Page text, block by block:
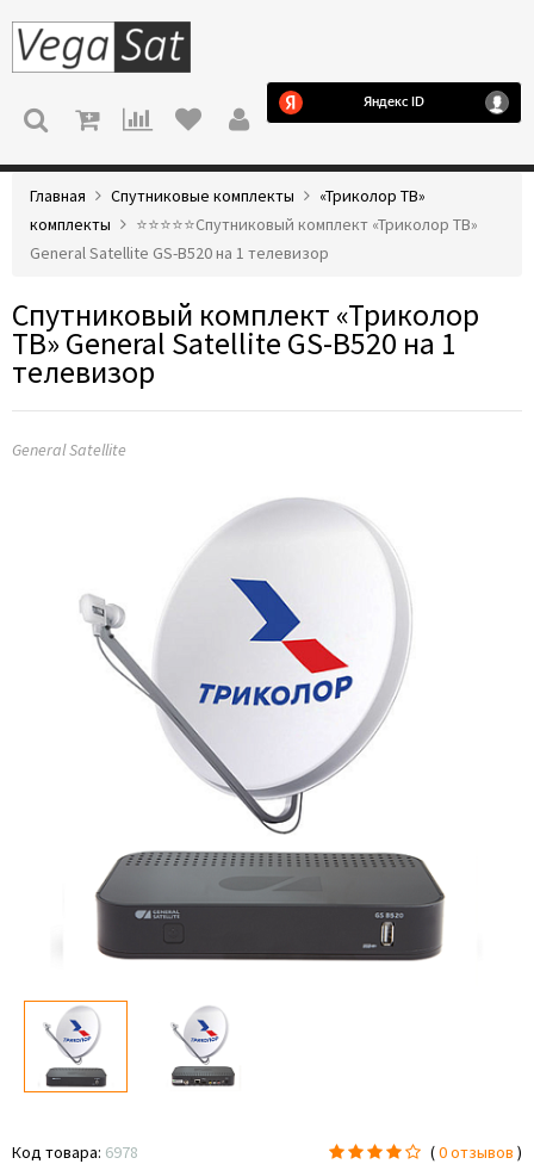
МЕНЮ
Главная Спутниковые комплекты
«Триколор ТВ»
комплекты
⭐️⭐️⭐️⭐️⭐️Спутниковый комплект «Триколор ТВ»
General Satellite GS-B520 на 1 телевизор
Спутниковый комплект «Триколор
ТВ» General Satellite GS-B520 на 1
телевизор
General Satellite
Код товара: 6978 (0 отзывов )